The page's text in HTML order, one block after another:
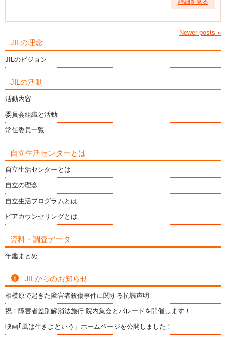
詳細を見る
Newer posts »
JILの理念
JILのビジョン
JILの活動
活動内容
委員会組織と活動
常任委員一覧
自立生活センターとは
自立生活センターとは
自立の理念
自立生活プログラムとは
ピアカウンセリングとは
資料・調査データ
年鑑まとめ
JILからのお知らせ
相模原で起きた障害者殺傷事件に関する抗議声明
祝！障害者差別解消法施行 院内集会とパレードを開催します！
映画｢風は生きよという」ホームページを公開しました！